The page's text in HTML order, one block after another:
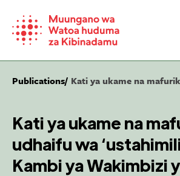
content
Publications Kati ya ukame na
Kati ya ukame na
udhaifu wa
Kambi ya Wakimbizi